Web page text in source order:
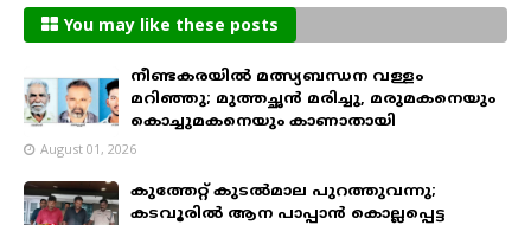
You may like these posts
നീണ്ടകരയിൽ മത്സ്യബന്ധന വള്ളം
മറിഞ്ഞു; മുത്തച്ഛൻ മരിച്ചു, മരുമകനെയും
കൊച്ചുമകനെയും കാണാതായി
August 01, 2026
കുത്തേറ്റ് കുടൽമാല പുറത്തുവന്നു;
കടവൂരിൽ ആന പാപ്പാൻ കൊല്ലപ്പെട്ട